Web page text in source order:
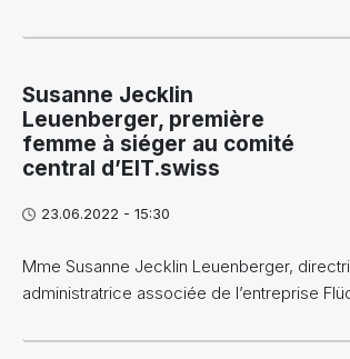
Susanne Jecklin
Leuenberger, première
femme à siéger au comité
central d’EIT.swiss
23.06.2022 - 15:30
Mme Susanne Jecklin Leuenberger,
administratrice associée de l’entreprise